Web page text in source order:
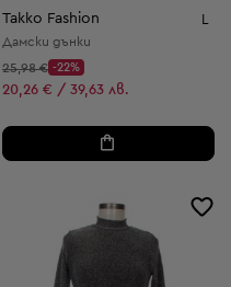
Takko Fashion L
Дамски дънки
Начална цена:
25,98 €
Discount Price:
-22%
Намалена цена:
20,26 € / 39,63 лв.